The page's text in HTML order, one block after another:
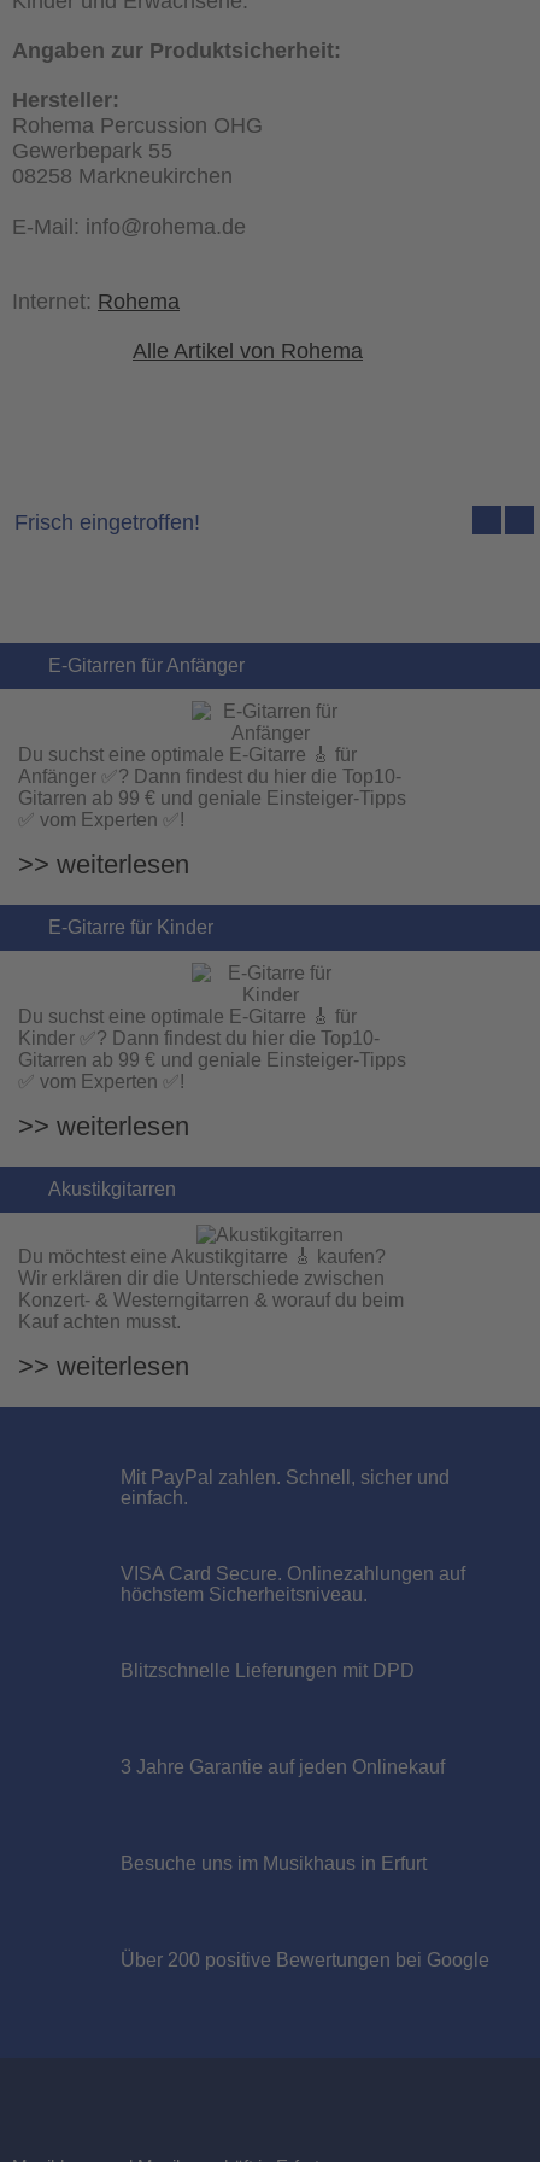
Angaben zur Produktsicherheit:
Hersteller:
Rohema Percussion OHG
Gewerbepark 55
08258 Markneukirchen
E-Mail: info@rohema.de
Internet: Rohema
Alle Artikel von Rohema
Frisch eingetroffen!
Roland SH-01A Synthesizer Silber Retoure - RETOURE
Pioneer DJ XDJ-AN All-in-One DJ System 2-Kanal Mini
Roland V71 Sound Modul Retoure - RETOURE
E-Gitarren für Anfänger
Du suchst eine optimale E-Gitarre 🎸 für
Anfänger ✅? Dann findest du hier die Top10-
Gitarren ab 99 € und geniale Einsteiger-Tipps
✅ vom Experten ✅!
>> weiterlesen
E-Gitarre für Kinder
Du suchst eine optimale E-Gitarre 🎸 für
Kinder ✅? Dann findest du hier die Top10-
Gitarren ab 99 € und geniale Einsteiger-Tipps
✅ vom Experten ✅!
>> weiterlesen
Akustikgitarren
Du möchtest eine Akustikgitarre 🎸 kaufen?
Wir erklären dir die Unterschiede zwischen
Konzert- & Westerngitarren & worauf du beim
Kauf achten musst.
>> weiterlesen
Mit PayPal zahlen. Schnell, sicher und
einfach.
VISA Card Secure. Onlinezahlungen auf
höchstem Sicherheitsniveau.
Blitzschnelle Lieferungen mit DPD
3 Jahre Garantie auf jeden Onlinekauf
Besuche uns im Musikhaus in Erfurt
Über 200 positive Bewertungen bei Google